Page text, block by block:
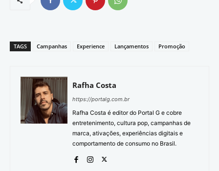
TAGS Campanhas Experience Lançamentos Promoção
Rafha Costa
https://portalg.com.br
Rafha Costa é editor do Portal G e cobre
entretenimento, cultura pop, campanhas de
marca, ativações, experiências digitais e
comportamento de consumo no Brasil.